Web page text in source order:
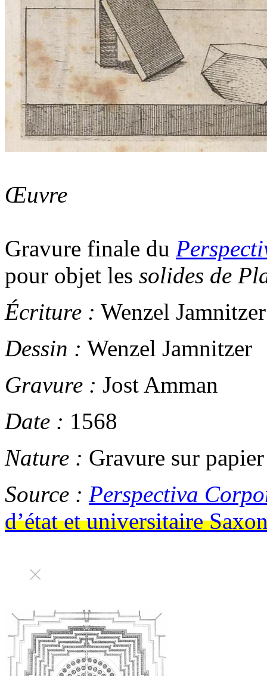
Œuvre
Gravure finale du
pour objet les solides de
Écriture : Wenzel Jamnitzer
Dessin : Wenzel Jamnitzer
Gravure : Jost Amman
Date : 1568
Nature : Gravure sur papier
Source : Perspectiva
d’état et universitaire